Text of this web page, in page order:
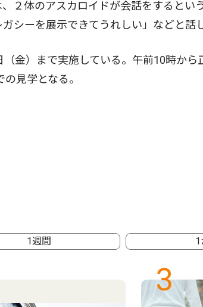
２体のアスカロイドが会話をするとい
シーを展示できてうれしい」などと話
金）まで実施している。午前10時から
見学となる。
1週間 1
3